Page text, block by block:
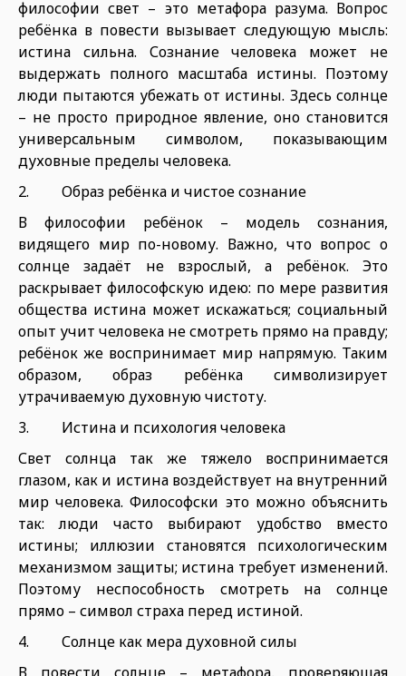
философии свет – это метафора разума. Вопрос
ребёнка в повести вызывает следующую мысль:
истина сильна. Сознание человека может не
выдержать полного масштаба истины. Поэтому
люди пытаются убежать от истины. Здесь солнце
– не просто природное явление, оно становится
универсальным символом, показывающим
духовные пределы человека.
2. Образ ребёнка и чистое сознание
В философии ребёнок – модель сознания,
видящего мир по-новому. Важно, что вопрос о
солнце задаёт не взрослый, а ребёнок. Это
раскрывает философскую идею: по мере развития
общества истина может искажаться; социальный
опыт учит человека не смотреть прямо на правду;
ребёнок же воспринимает мир напрямую. Таким
образом, образ ребёнка символизирует
утрачиваемую духовную чистоту.
3. Истина и психология человека
Свет солнца так же тяжело воспринимается
глазом, как и истина воздействует на внутренний
мир человека. Философски это можно объяснить
так: люди часто выбирают удобство вместо
истины; иллюзии становятся психологическим
механизмом защиты; истина требует изменений.
Поэтому неспособность смотреть на солнце
прямо – символ страха перед истиной.
4. Солнце как мера духовной силы